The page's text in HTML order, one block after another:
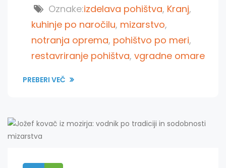
Oznake:izdelava pohištva, Kranj,
kuhinje po naročilu, mizarstvo,
notranja oprema, pohištvo po meri,
restavriranje pohištva, vgradne omare
PREBERI VEČ